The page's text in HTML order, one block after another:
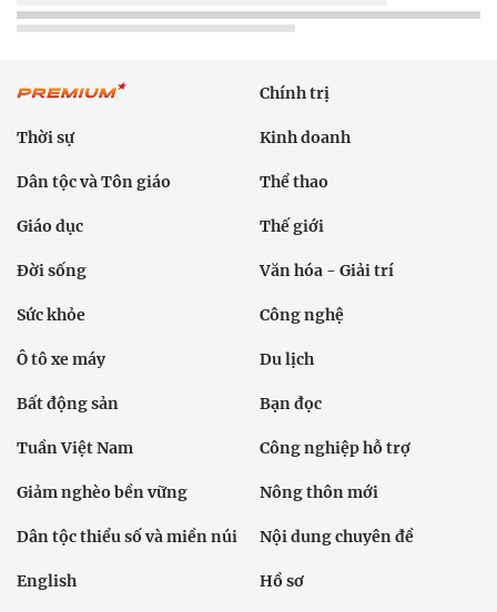
Chính trị
Thời sự Kinh doanh
Dân tộc và Tôn giáo Thể thao
Giáo dục Thế giới
Đời sống Văn hóa - Giải trí
Sức khỏe Công nghệ
Ô tô xe máy Du lịch
Bất động sản Bạn đọc
Tuần Việt Nam Công nghiệp hỗ trợ
Giảm nghèo bền vững Nông thôn mới
Dân tộc thiểu số và miền núi Nội dung chuyên đề
English Hồ sơ